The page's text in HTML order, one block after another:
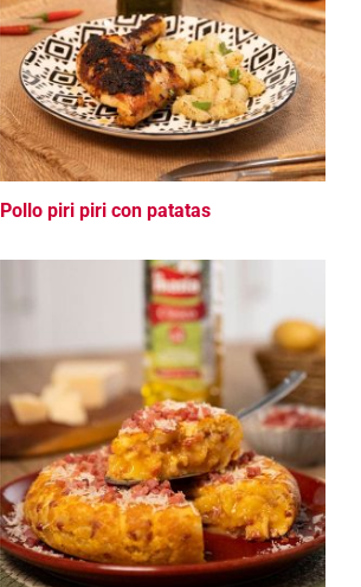
Pollo piri piri con patatas